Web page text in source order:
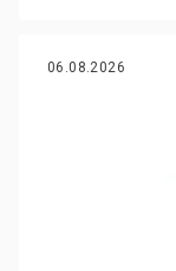
06.08.2026